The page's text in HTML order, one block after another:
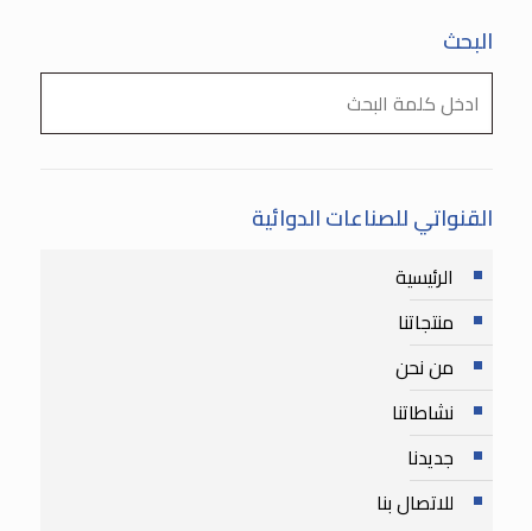
البحث
القنواتي للصناعات الدوائية
الرئيسية
منتجاتنا
من نحن
نشاطاتنا
جديدنا
للاتصال بنا